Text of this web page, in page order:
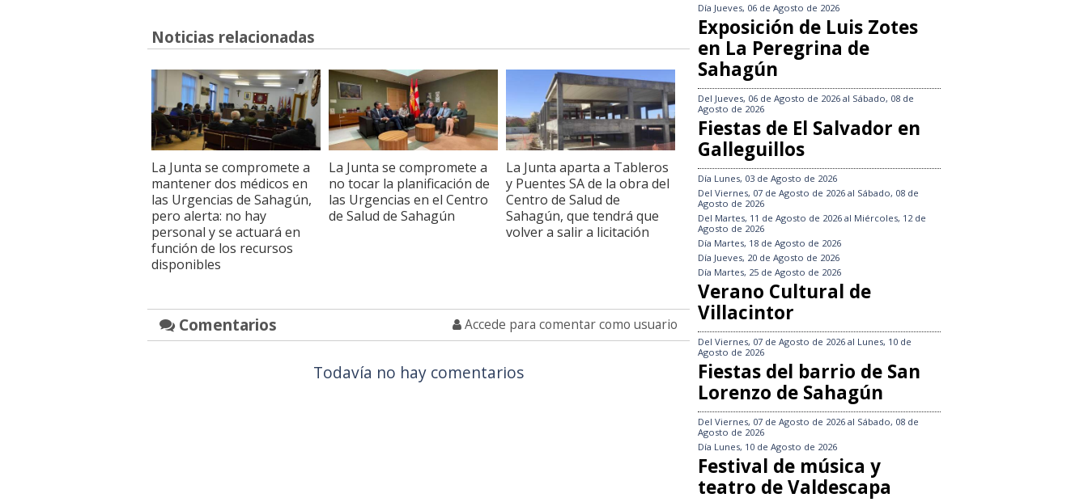
Noticias relacionadas
La Junta se compromete a
mantener dos médicos en
las Urgencias de Sahagún,
pero alerta: no hay
personal y se actuará en
función de los recursos
disponibles
La Junta se compromete a
no tocar la planificación de
las Urgencias en el Centro
de Salud de Sahagún
La Junta aparta a Tableros
y Puentes SA de la obra del
Centro de Salud de
Sahagún, que tendrá que
volver a salir a licitación
Comentarios Accede para comentar como usuario
Todavía no hay comentarios
Día Jueves, 06 de Agosto de 2026
Exposición de Luis Zotes
en La Peregrina de
Sahagún
Del Jueves, 06 de Agosto de 2026 al Sábado, 08 de
Agosto de 2026
Fiestas de El Salvador en
Galleguillos
Día Lunes, 03 de Agosto de 2026
Del Viernes, 07 de Agosto de 2026 al Sábado, 08 de
Agosto de 2026
Del Martes, 11 de Agosto de 2026 al Miércoles, 12 de
Agosto de 2026
Día Martes, 18 de Agosto de 2026
Día Jueves, 20 de Agosto de 2026
Día Martes, 25 de Agosto de 2026
Verano Cultural de
Villacintor
Del Viernes, 07 de Agosto de 2026 al Lunes, 10 de
Agosto de 2026
Fiestas del barrio de San
Lorenzo de Sahagún
Del Viernes, 07 de Agosto de 2026 al Sábado, 08 de
Agosto de 2026
Día Lunes, 10 de Agosto de 2026
Festival de música y
teatro de Valdescapa